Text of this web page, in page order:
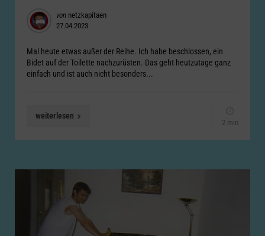
Posted
by
von netzkapitaen
27.04.2023
Mal heute etwas außer der Reihe. Ich habe beschlossen, ein
Bidet auf der Toilette nachzurüsten. Das geht heutzutage ganz
einfach und ist auch nicht besonders...
weiterlesen
2 min